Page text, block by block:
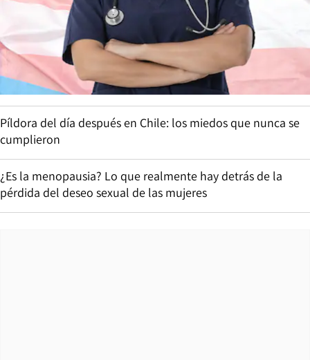
Píldora del día después en Chile: los miedos que nunca se
cumplieron
¿Es la menopausia? Lo que realmente hay detrás de la
pérdida del deseo sexual de las mujeres